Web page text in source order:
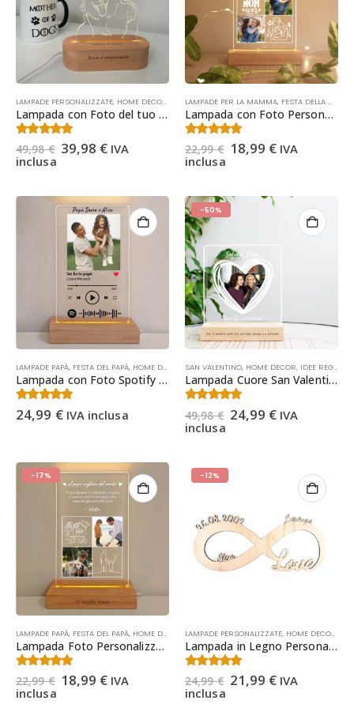
LAMPADE PERSONALIZZATE, HOME DECOR IDEE REGALO ,IDEE REGALO NATALE,NATALE ,
Lampada con Foto del tuo Animale Domestico – Lampada Led Personalizzata Regalo Compleanno, Regalo Natale
4.50 Su 5
49,98€ Il
prezzo
49,98 €.
39,98 €Il
39,98 €.
IVA
inclusa
LAMPADE PER LA MAMMA, FESTA DELLA MAMMA
Lampada con Foto Personalizzata per la Mamma – Regalo Festa della Mamma, Regalo Mamma Natale, Compleanno
4.64 Su 5
22,99€ Il
prezzo
22,99 €.
18,99 €Il
18,99 €.
IVA
inclusa
LAMPADE PAPÀ, FESTA DEL PAPÀ, HOME DECOR ,IDEE REGALO,IDEE REGALO NATALE, LAMPADE
Lampada con Foto Spotify Papà Regalo Festa del Papà – Lampada Spotify Personalizzata Regalo Papà Natale, Compleanno
4.54 Su 5
24,99 € IVA inclusa
-50%
SAN VALENTINO, HOME DECOR, IDEE REGALO
Lampada Cuore San Valentino – Idea Regalo San Valentino per Lei – Lampada con Foto Personalizzata – Regalo San Valentino per Lui
4.50 Su 5
49,98€ Il
prezzo
24,99 €IlIVA
inclusa
-17%
LAMPADE PAPÀ, FESTA DEL PAPÀ, HOME DECOR , IDEE REGALO,IDEE REGALO NATALE,LAMPADE
Lampada Foto Personalizzata per Papà | Regalo Festa del Papà
4.47 Su 5
22,99€ Il
prezzo
18,99 €IlIVA
inclusa
-12%
LAMPADE PERSONALIZZATE, HOME DECOR
Lampada in Legno Personalizzata Infinito – Lampada Led Personalizzata Regalo Coppia Anniversario, San Valentino, Natale
4.73 Su 5
24,99€ Il
prezzo
21,99 €IlIVA
inclusa